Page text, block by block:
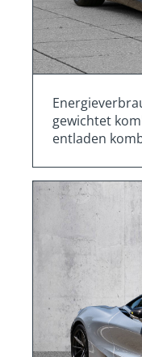
gewichtet
entladen